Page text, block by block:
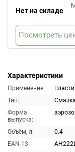
Характеристики
Применение:
Тип:
Форма
выпуска:
Объём, л:
0.4
EAN-13:
Нет на складе
Посмотреть